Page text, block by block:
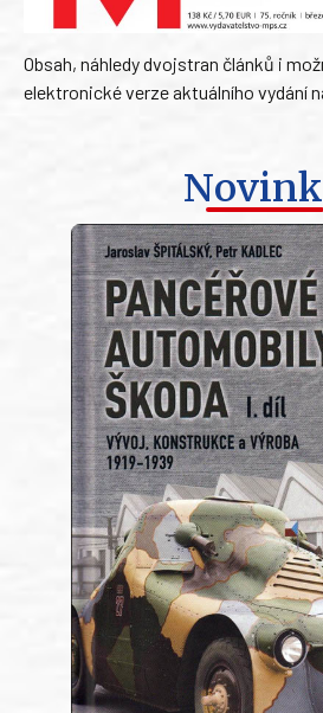
Obsah, náhledy dvojstran článků i
elektronické verze aktuálního vydání